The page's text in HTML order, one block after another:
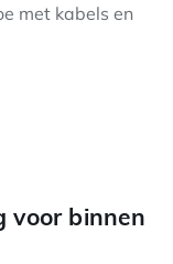
met kabels en
voor binnen